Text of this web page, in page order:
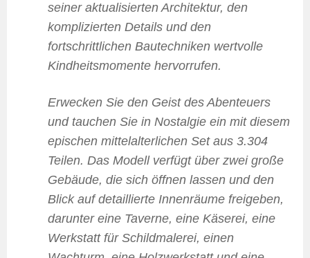
seiner aktualisierten Architektur, den
komplizierten Details und den
fortschrittlichen Bautechniken wertvolle
Kindheitsmomente hervorrufen.
Erwecken Sie den Geist des Abenteuers
und tauchen Sie in Nostalgie ein mit diesem
epischen mittelalterlichen Set aus 3.304
Teilen. Das Modell verfügt über zwei große
Gebäude, die sich öffnen lassen und den
Blick auf detaillierte Innenräume freigeben,
darunter eine Taverne, eine Käserei, eine
Werkstatt für Schildmalerei, einen